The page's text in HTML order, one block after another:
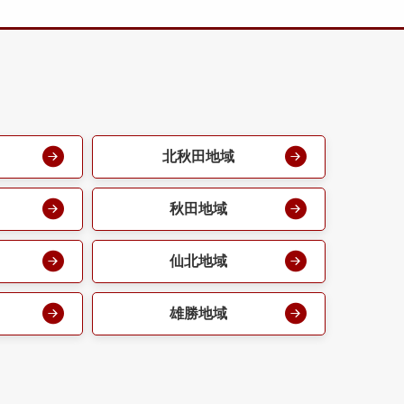
北秋田地域
秋田地域
仙北地域
雄勝地域